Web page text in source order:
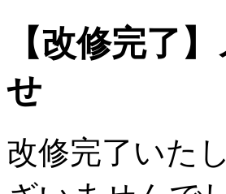
【改修完了
せ
改修完了いた